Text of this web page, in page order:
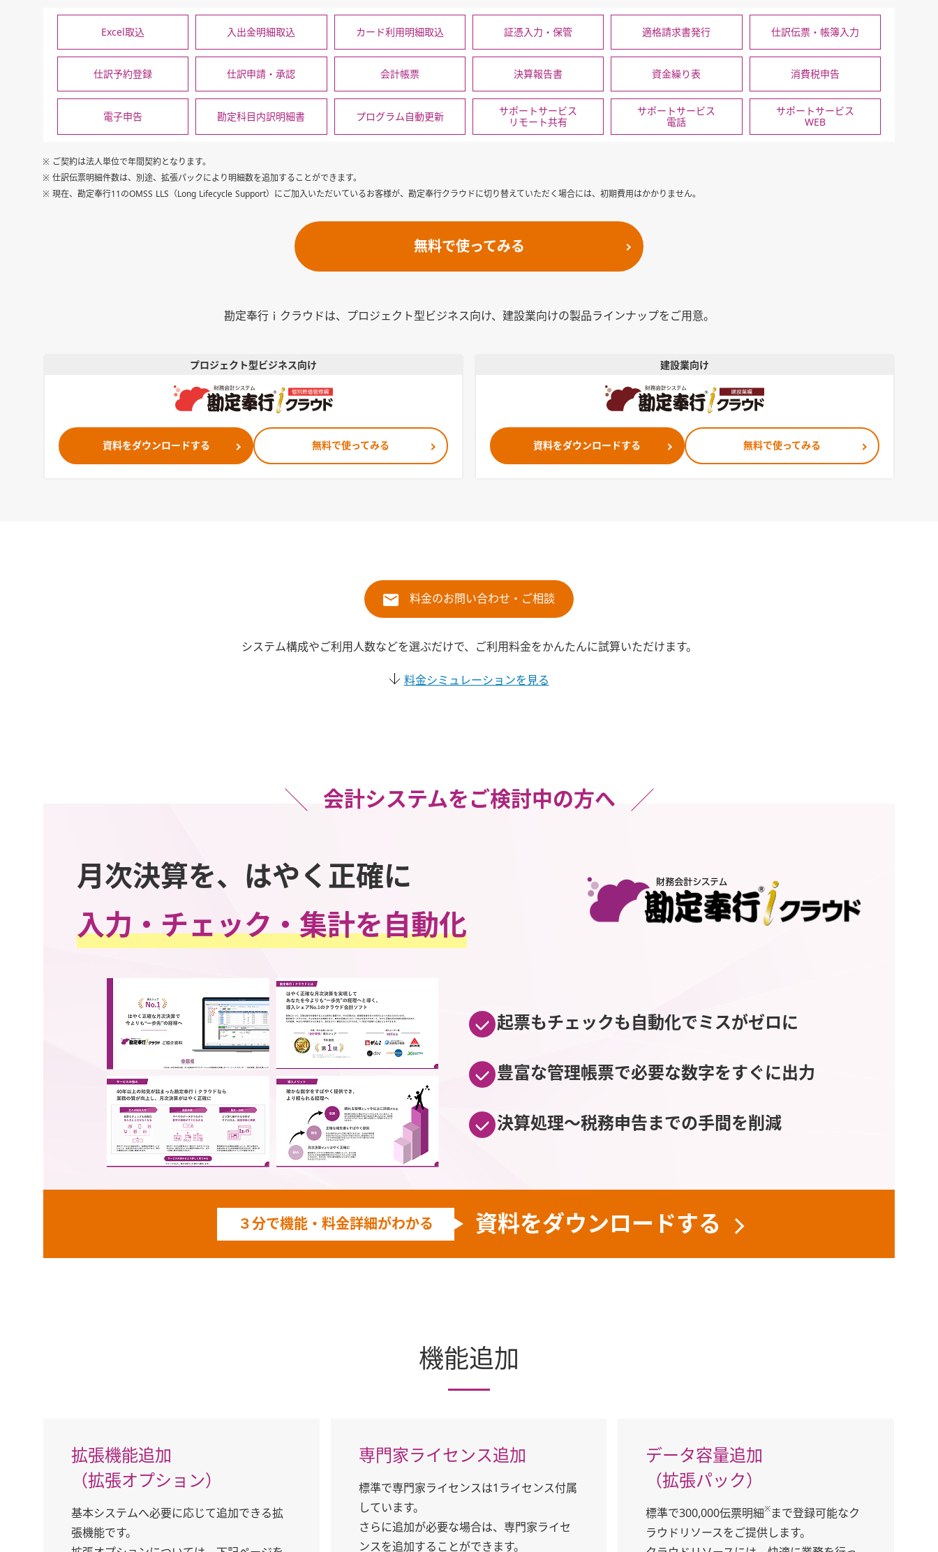
Excel取込 入出金明細取込 カード利用明細取込 証憑入力・保管 適格請求書発行 仕訳伝票・帳簿入力
仕訳予約登録 仕訳申請・承認 会計帳票 決算報告書 資金繰り表 消費税申告
電子申告 勘定科目内訳明細書 プログラム自動更新
サポートサービス
リモート共有
サポートサービス
電話
サポートサービス
WEB
※ ご契約は法人単位で年間契約となります。
※ 仕訳伝票明細件数は、別途、拡張パックにより明細数を追加することができます。
※ 現在、勘定奉行11のOMSS LLS（Long Lifecycle Support）にご加入いただいているお客様が、勘定奉行クラウドに切り替えていただく場合には、初期費用はかかりません。
無料で使ってみる
勘定奉行ｉクラウドは、プロジェクト型ビジネス向け、建設業向けの製品ラインナップをご用意。
プロジェクト型ビジネス向け
資料をダウンロードする 無料で使ってみる
建設業向け
資料をダウンロードする 無料で使ってみる
料金のお問い合わせ・ご相談
システム構成やご利用人数などを選ぶだけで、ご利用料金をかんたんに試算いただけます。
料金シミュレーションを見る
会計システムを ご検討中の方へ
月次決算を、はやく正確に
入力・チェック・集計を自動化
起票もチェックも自動化でミスがゼロに
豊富な管理帳票で必要な数字をすぐに出力
決算処理～税務申告までの手間を削減
３分で機能・料金詳細がわかる 資料をダウンロードする
機能追加
拡張機能追加
（拡張オプション）
基本システムへ必要に応じて追加できる拡
張機能です。
専門家ライセンス追加
標準で専門家ライセンスは1ライセンス付属
しています。
さらに追加が必要な場合は、専門家ライセ
ンスを追加することができます。
データ容量追加
（拡張パック）
標準で300,000伝票明細 ※ まで登録可能なク
ラウドリソースをご提供します。